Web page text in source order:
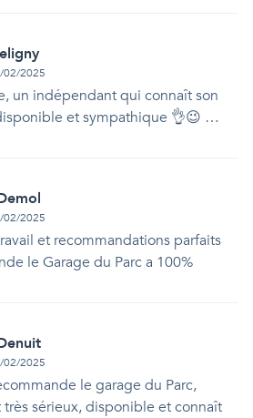
02/2025
un indépendant qui connaît son
et sympathique 👌😉 …
02/2025
et recommandations parfaits
le Garage du Parc a 100%
02/2025
le garage du Parc,
très sérieux, disponible et connaît